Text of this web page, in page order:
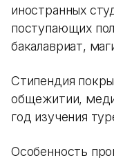
иностранных
поступающих
бакалавриат,
Стипендия
общежитии,
год изучения
Особенность